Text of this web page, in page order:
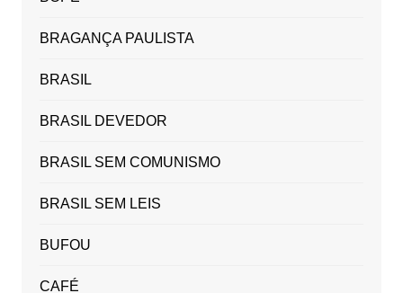
BRAGANÇA PAULISTA
BRASIL
BRASIL DEVEDOR
BRASIL SEM COMUNISMO
BRASIL SEM LEIS
BUFOU
CAFÉ